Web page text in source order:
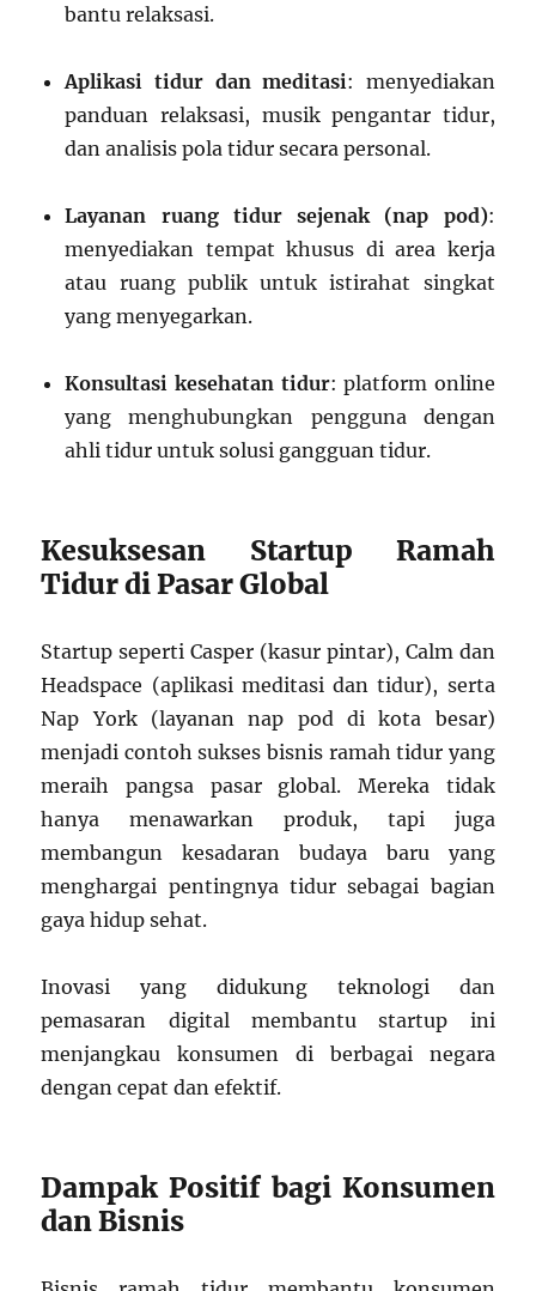
bantu relaksasi.
Aplikasi tidur dan meditasi: menyediakan
panduan relaksasi, musik pengantar tidur,
dan analisis pola tidur secara personal.
Layanan ruang tidur sejenak (nap pod):
menyediakan tempat khusus di area kerja
atau ruang publik untuk istirahat singkat
yang menyegarkan.
Konsultasi kesehatan tidur: platform online
yang menghubungkan pengguna dengan
ahli tidur untuk solusi gangguan tidur.
Kesuksesan Startup Ramah
Tidur di Pasar Global
Startup seperti Casper (kasur pintar), Calm dan
Headspace (aplikasi meditasi dan tidur), serta
Nap York (layanan nap pod di kota besar)
menjadi contoh sukses bisnis ramah tidur yang
meraih pangsa pasar global. Mereka tidak
hanya menawarkan produk, tapi juga
membangun kesadaran budaya baru yang
menghargai pentingnya tidur sebagai bagian
gaya hidup sehat.
Inovasi yang didukung teknologi dan
pemasaran digital membantu startup ini
menjangkau konsumen di berbagai negara
dengan cepat dan efektif.
Dampak Positif bagi Konsumen
dan Bisnis